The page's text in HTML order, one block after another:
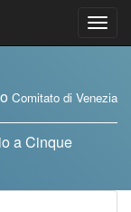
Comitato di Venezia
a Cinque